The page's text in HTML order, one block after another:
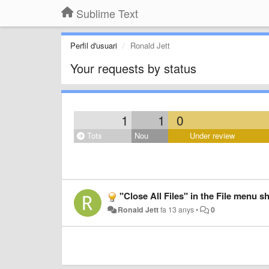
Sublime Text
Perfil d'usuari Ronald Jett
Your requests by status
1 1 0
Tots Nou Under review
"Close All Files" in the File menu
Ronald Jettfa 13 anys• 0